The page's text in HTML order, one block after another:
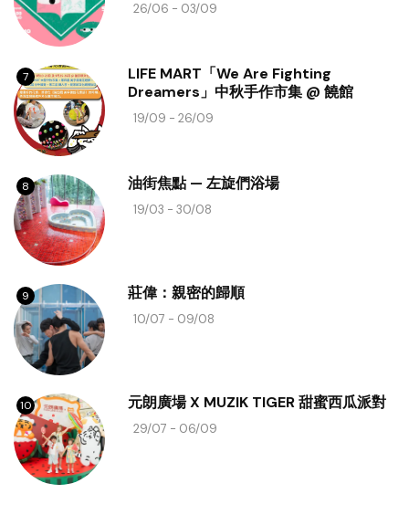
26/06 - 03/09
7
LIFE MART「We Are Fighting
Dreamers」中秋手作市集 @ 饒館
19/09 - 26/09
8 油街焦點 — 左旋們浴場
19/03 - 30/08
9 莊偉：親密的歸順
10/07 - 09/08
10 元朗廣場 X MUZIK TIGER 甜蜜西瓜派對
29/07 - 06/09